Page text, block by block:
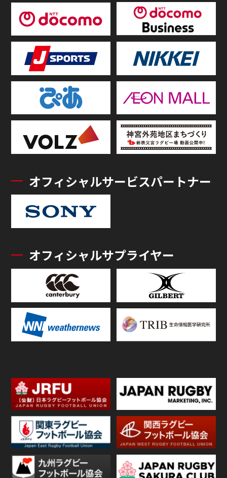
オフィシャルサービスパートナー
オフィシャルサプライヤー